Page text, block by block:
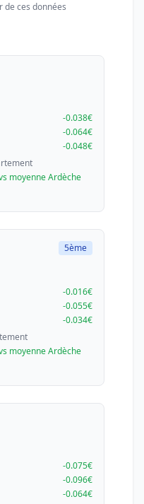
de ces données
-0.038€
-0.064€
-0.048€
moyenne Ardèche
5ème
-0.016€
-0.055€
-0.034€
moyenne Ardèche
-0.075€
-0.096€
-0.064€